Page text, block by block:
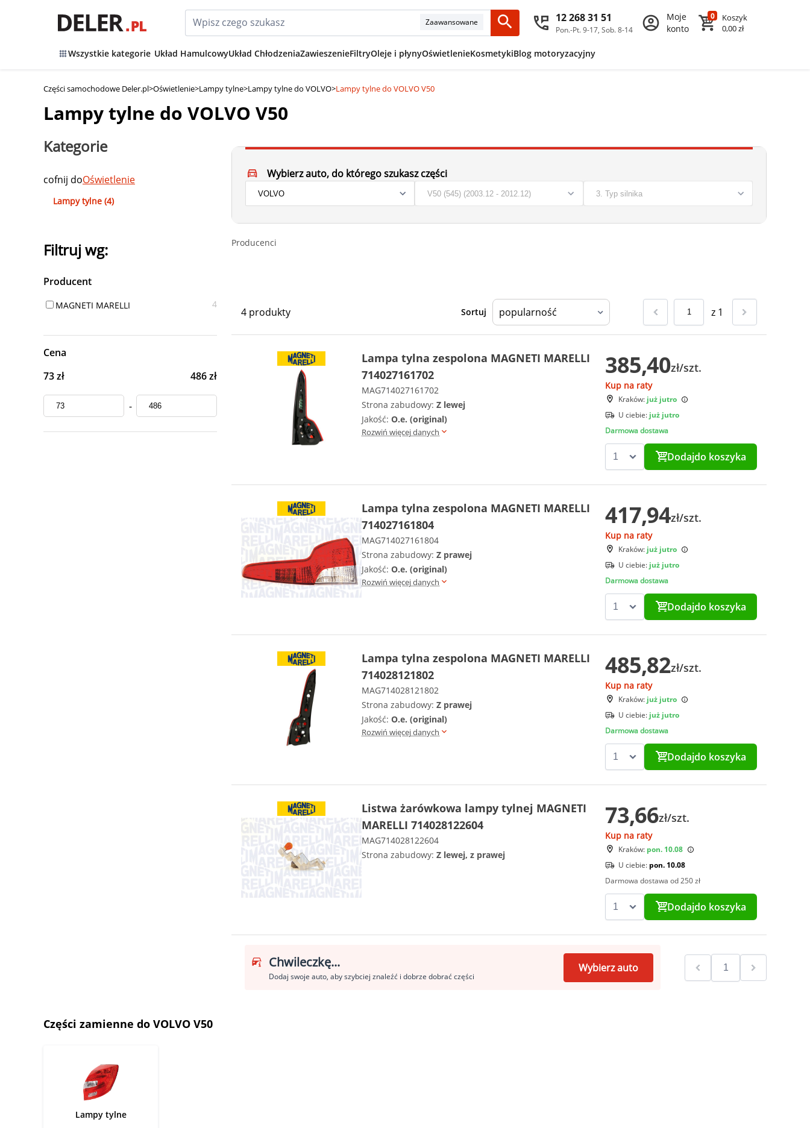
Zaawansowane 12 268 31 51
Pon.-Pt. 9-17, Sob. 8-14
Moje
konto
0
Koszyk
0,00 zł
Wszystkie kategorie Układ HamulcowyUkład ChłodzeniaZawieszenieFiltryOleje i płynyOświetlenieKosmetykiBlog motoryzacyjny
Części samochodowe Deler.pl>Oświetlenie>Lampy tylne>Lampy tylne do VOLVO>Lampy tylne do VOLVO V50
Lampy tylne do VOLVO V50
Kategorie
cofnij doOświetlenie
Lampy tylne (4)
Filtruj wg:
Producent
MAGNETI MARELLI 4
Cena
73 zł
486 zł
-
Wybierz auto, do którego szukasz części
Producenci
4 produkty Sortuj z 1
Lampa tylna zespolona MAGNETI MARELLI
714027161702
MAG714027161702
Strona zabudowy: Z lewej
Jakość: O.e. (original)
Rozwiń więcej danych
385,40zł/szt.
Kup na raty
Kraków: już jutro
U ciebie: już jutro
Darmowa dostawa
Dodajdo koszyka
Lampa tylna zespolona MAGNETI MARELLI
714027161804
MAG714027161804
Strona zabudowy: Z prawej
Jakość: O.e. (original)
Rozwiń więcej danych
417,94zł/szt.
Kup na raty
Kraków: już jutro
U ciebie: już jutro
Darmowa dostawa
Dodajdo koszyka
Lampa tylna zespolona MAGNETI MARELLI
714028121802
MAG714028121802
Strona zabudowy: Z prawej
Jakość: O.e. (original)
Rozwiń więcej danych
485,82zł/szt.
Kup na raty
Kraków: już jutro
U ciebie: już jutro
Darmowa dostawa
Dodajdo koszyka
Listwa żarówkowa lampy tylnej MAGNETI
MARELLI 714028122604
MAG714028122604
Strona zabudowy: Z lewej, z prawej
73,66zł/szt.
Kup na raty
Kraków: pon. 10.08
U ciebie: pon. 10.08
Darmowa dostawa od 250 zł
Dodajdo koszyka
Chwileczkę...
Dodaj swoje auto, aby szybciej znaleźć i dobrze dobrać części
Wybierz auto
Części zamienne do VOLVO V50
Lampy tylne